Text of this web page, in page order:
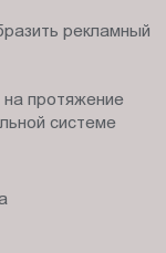
рекламный
на протяжение
системе